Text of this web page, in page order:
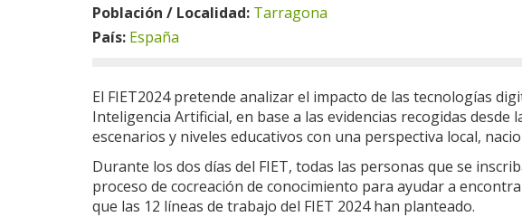
Población / Localidad: Tarragona
País: España
El FIET2024 pretende analizar el impacto de las tecnologías
Inteligencia Artificial, en base a las evidencias recogidas desde
escenarios y niveles educativos con una perspectiva local,
Durante los dos días del FIET, todas las personas que se
proceso de cocreación de conocimiento para ayudar a
que las 12 líneas de trabajo del FIET 2024 han planteado.